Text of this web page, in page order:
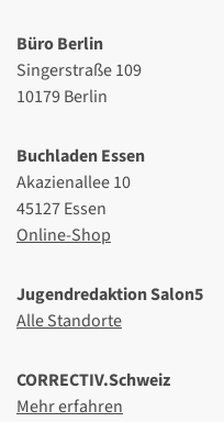
Büro Berlin
Singerstraße 109
10179 Berlin
Buchladen Essen
Akazienallee 10
45127 Essen
Online-Shop
Jugendredaktion Salon5
Alle Standorte
CORRECTIV.Schweiz
Mehr erfahren